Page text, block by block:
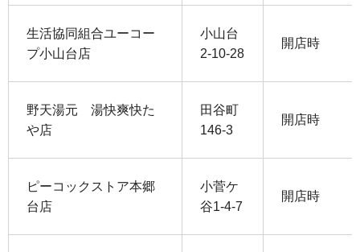
生活協同組合ユーコー
プ小山台店
小山台
2-10-28
開店時
野天湯元 湯快爽快た
や店
田谷町
146-3
開店時
ピーコックストア本郷
台店
小菅ケ
谷1-4-7
開店時